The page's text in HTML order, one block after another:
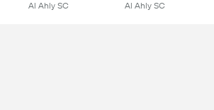
Al Ahly SC Al Ahly SC